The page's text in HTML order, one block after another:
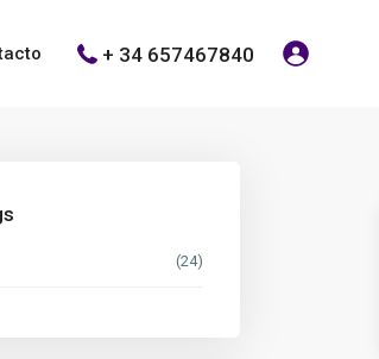
+ 34 657467840
(24)